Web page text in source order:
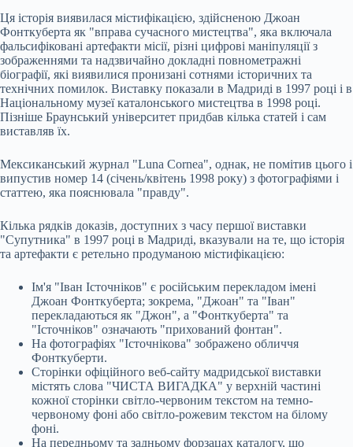
Ця історія виявилася містифікацією, здійсненою Джоан
Фонткуберта як "вправа сучасного мистецтва", яка включала
фальсифіковані артефакти місії, різні цифрові маніпуляції з
зображеннями та надзвичайно докладні повнометражні
біографії, які виявилися пронизані сотнями історичних та
технічних помилок. Виставку показали в Мадриді в 1997 році і в
Національному музеї каталонського мистецтва в 1998 році.
Пізніше Браунський університет придбав кілька статей і сам
виставляв їх.
Мексиканський журнал "Luna Cornea", однак, не помітив цього і
випустив номер 14 (січень/квітень 1998 року) з фотографіями і
статтею, яка пояснювала "правду".
Кілька рядків доказів, доступних з часу першої виставки
"Супутника" в 1997 році в Мадриді, вказували на те, що історія
та артефакти є ретельно продуманою містифікацією:
Ім'я "Іван Істочніков" є російським перекладом імені
Джоан Фонткуберта; зокрема, "Джоан" та "Іван"
перекладаються як "Джон", а "Фонткуберта" та
"Істочніков" означають "прихований фонтан".
На фотографіях "Істочнікова" зображено обличчя
Фонткуберти.
Сторінки офіційного веб-сайту мадридської виставки
містять слова "ЧИСТА ВИГАДКА" у верхній частині
кожної сторінки світло-червоним текстом на темно-
червоному фоні або світло-рожевим текстом на білому
фоні.
На передньому та задньому форзацах каталогу, що